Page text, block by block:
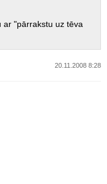
ar "pārrakstu uz tēva
20.11.2008 8:28